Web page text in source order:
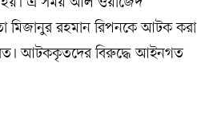
হয়। এ সময় আল ওয়াজেদ
মিজানুর রহমান রিপনকে আটক করা
আটককৃতদের বিরুদ্ধে আইনগত